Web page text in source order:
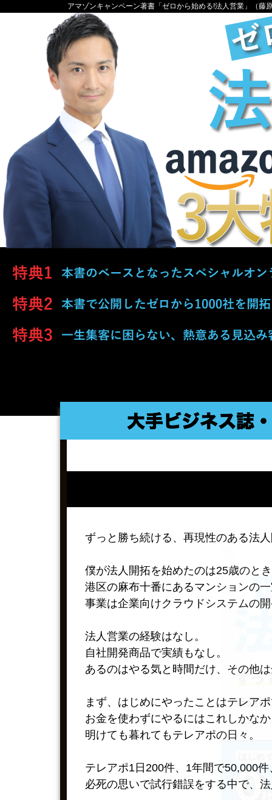
アマゾンキャンペーン著書「ゼロから始める!法人営業」（藤
ずっと勝ち続ける、再現性のある法
僕が法人開拓を始めたのは25歳のと
港区の麻布十番にあるマンションの
事業は企業向けクラウドシステムの
法人営業の経験はなし。
自社開発商品で実績もなし。
あるのはやる気と時間だけ、その他
まず、はじめにやったことはテレア
お金を使わずにやるにはこれしかな
明けても暮れてもテレアポの日々。
テレアポ1日200件、1年間で50,000
必死の思いで試行錯誤をする中で、